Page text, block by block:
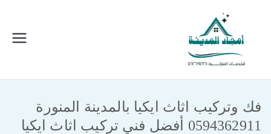
المحتوى
امجاد المدينة للخدمات المنزلية
فك وتركيب اثاث ايكيا بالمدينة المنورة
0594362911 أفضل فني تركيب اثاث ايكيا